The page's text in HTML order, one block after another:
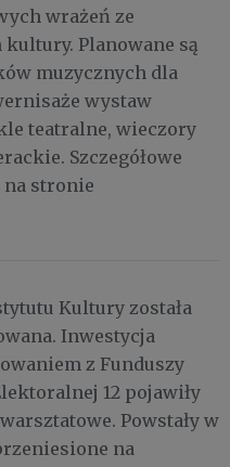
wrażeń ze
Planowane są
muzycznych dla
wystaw
teatralne, wieczory
Szczegółowe
stronie
Kultury została
Inwestycja
z Funduszy
12 pojawiły
Powstały w
na